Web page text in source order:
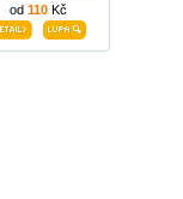
od 110Kč